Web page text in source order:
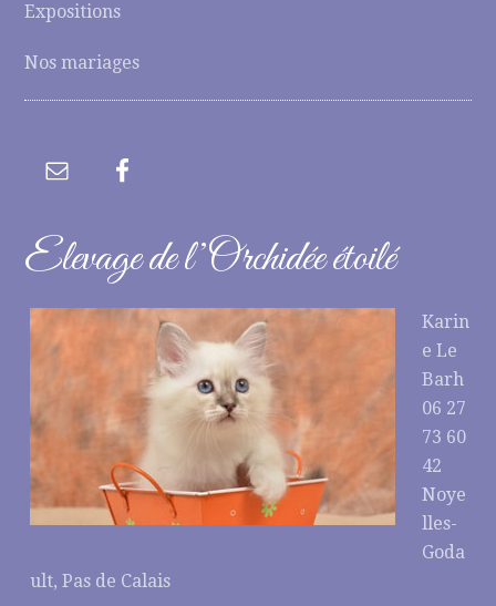
Expositions
Nos mariages
Elevage de l’Orchidée étoilé
Karin
e Le
Barh
06 27
73 60
42
Noye
lles-
Goda
ult, Pas de Calais